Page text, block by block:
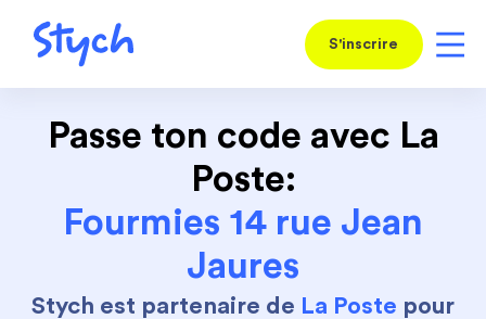
S'inscrire
Passe ton code avec La
Poste:
Fourmies 14 rue Jean
Jaures
Stych est partenaire de La Poste pour